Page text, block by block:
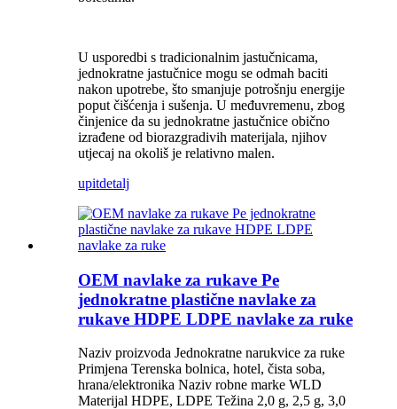
U usporedbi s tradicionalnim jastučnicama,
jednokratne jastučnice mogu se odmah baciti
nakon upotrebe, što smanjuje potrošnju energije
poput čišćenja i sušenja. U međuvremenu, zbog
činjenice da su jednokratne jastučnice obično
izrađene od biorazgradivih materijala, njihov
utjecaj na okoliš je relativno malen.
upitdetalj
OEM navlake za rukave Pe
jednokratne plastične navlake za
rukave HDPE LDPE navlake za ruke
Naziv proizvoda Jednokratne narukvice za ruke
Primjena Terenska bolnica, hotel, čista soba,
hrana/elektronika Naziv robne marke WLD
Materijal HDPE, LDPE Težina 2,0 g, 2,5 g, 3,0